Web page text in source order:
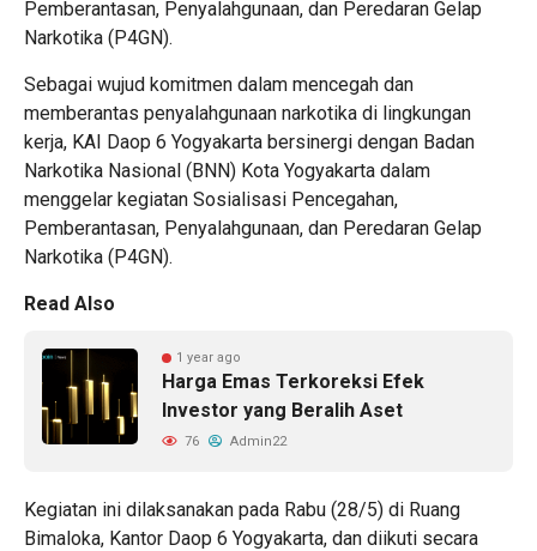
Pemberantasan, Penyalahgunaan, dan Peredaran Gelap
Narkotika (P4GN).
Sebagai wujud komitmen dalam mencegah dan
memberantas penyalahgunaan narkotika di lingkungan
kerja, KAI Daop 6 Yogyakarta bersinergi dengan Badan
Narkotika Nasional (BNN) Kota Yogyakarta dalam
menggelar kegiatan Sosialisasi Pencegahan,
Pemberantasan, Penyalahgunaan, dan Peredaran Gelap
Narkotika (P4GN).
Read Also
1 year ago
Harga Emas Terkoreksi Efek
Investor yang Beralih Aset
76 Admin22
Kegiatan ini dilaksanakan pada Rabu (28/5) di Ruang
Bimaloka, Kantor Daop 6 Yogyakarta, dan diikuti secara